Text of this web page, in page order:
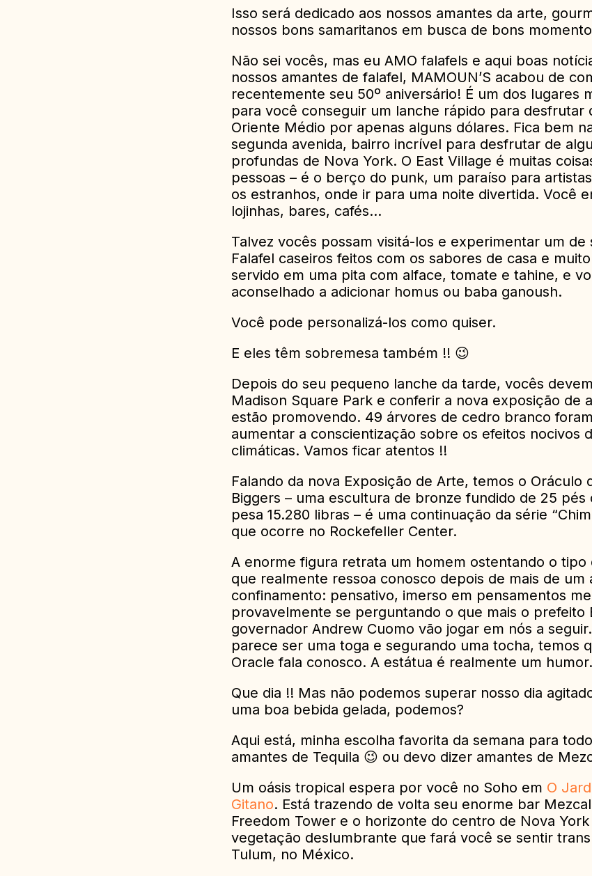
Isso será dedicado aos nossos amantes da arte,
nossos bons samaritanos em busca de bons
Não sei vocês, mas eu AMO falafels e aqui boas
nossos amantes de falafel, MAMOUN’S acabou de
recentemente seu 50º aniversário! É um dos lugares
para você conseguir um lanche rápido para desfrutar
Oriente Médio por apenas alguns dólares. Fica bem
segunda avenida, bairro incrível para desfrutar de
profundas de Nova York. O East Village é muitas
pessoas – é o berço do punk, um paraíso para
os estranhos, onde ir para uma noite divertida. Você
lojinhas, bares, cafés…
Talvez vocês possam visitá-los e experimentar um de
Falafel caseiros feitos com os sabores de casa e
servido em uma pita com alface, tomate e tahine, e
aconselhado a adicionar homus ou baba ganoush.
Você pode personalizá-los como quiser.
E eles têm sobremesa também !! 😉
Depois do seu pequeno lanche da tarde, vocês
Madison Square Park e conferir a nova exposição de
estão promovendo. 49 árvores de cedro branco
aumentar a conscientização sobre os efeitos nocivos
climáticas. Vamos ficar atentos !!
Falando da nova Exposição de Arte, temos o Oráculo
Biggers – uma escultura de bronze fundido de 25 pés
pesa 15.280 libras – é uma continuação da série
que ocorre no Rockefeller Center.
A enorme figura retrata um homem ostentando o tipo
que realmente ressoa conosco depois de mais de um
confinamento: pensativo, imerso em pensamentos
provavelmente se perguntando o que mais o prefeito
governador Andrew Cuomo vão jogar em nós a
parece ser uma toga e segurando uma tocha, temos
Oracle fala conosco. A estátua é realmente um humor.
Que dia !! Mas não podemos superar nosso dia
uma boa bebida gelada, podemos?
Aqui está, minha escolha favorita da semana para
amantes de Tequila 😉 ou devo dizer amantes de
Um oásis tropical espera por você no Soho em O
Gitano. Está trazendo de volta seu enorme bar
Freedom Tower e o horizonte do centro de Nova
vegetação deslumbrante que fará você se sentir
Tulum, no México.